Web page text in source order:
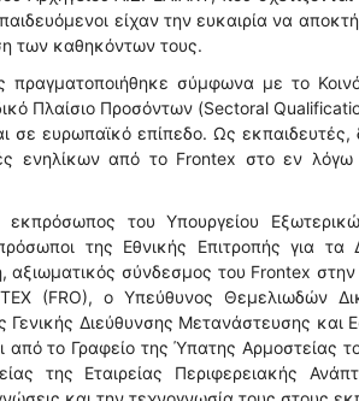
είχαν την ευκαιρία να
των καθηκόντων τους.
πραγματοποιήθηκε σύμφωνα με το
Πλαίσιο Προσόντων (Sectoral
σε ευρωπαϊκό επίπεδο. Ως
ενηλίκων από το Frontex στο εν λόγω
του Υπουργείου
της Εθνικής Επιτροπής για
σύνδεσμος του Frontex
(FRO), ο Υπεύθυνος Θεμελιωδών
Διεύθυνσης Μετανάστευσης και
το Γραφείο της Ύπατης Αρμοστείας
της Εταιρείας Περιφερειακής